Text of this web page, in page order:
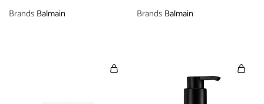
Brands Balmain Brands Balmain